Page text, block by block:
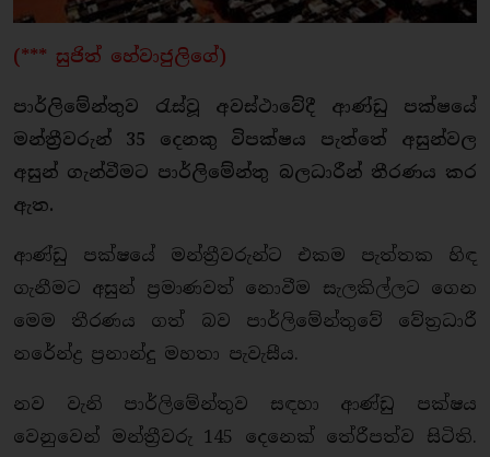
(*** සුජිත් හේවාජුලිගේ)
පාර්ලිමේන්තුව රැස්වූ අවස්ථාවේදී ආණ්ඩු පක්ෂයේ
මන්ත්‍රීවරුන් 35 දෙනකු විපක්ෂය පැත්තේ අසුන්වල
අසුන් ගැන්වීමට පාර්ලිමේන්තු බලධාරීන් තීරණය කර
ඇත.
ආණ්ඩු පක්ෂයේ මන්ත්‍රීවරුන්ට එකම පැත්තක හිඳ
ගැනීමට අසුන් ප්‍රමාණවත් නොවීම සැලකිල්ලට ගෙන
මෙම තීරණය ගත් බව පාර්ලිමේන්තුවේ වේත්‍රධාරී
නරේන්ද්‍ර ප්‍රනාන්දු මහතා පැවැසීය.
නව වැනි පාර්ලිමේන්තුව සඳහා ආණ්ඩු පක්ෂය
වෙනුවෙන් මන්ත්‍රීවරු 145 දෙනෙක් තේරීපත්ව සිටිති.